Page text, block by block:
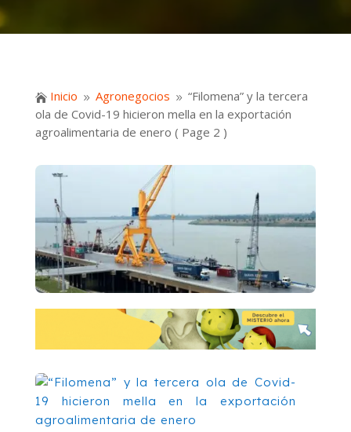
 Inicio 9 Agronegocios 9 “Filomena” y la tercera
ola de Covid-19 hicieron mella en la exportación
agroalimentaria de enero ( Page 2 )